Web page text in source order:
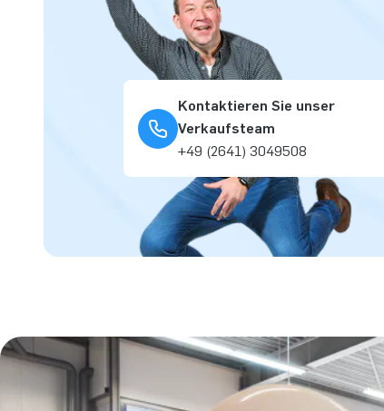
Kontaktieren Sie unser
Verkaufsteam
+49 (2641) 3049508